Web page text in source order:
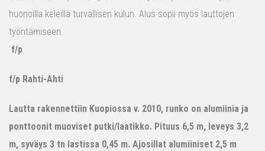
huonoilla keleillä turvallisen kulun. Alus sopii myös lauttojen
työntämiseen.
f/p
f/p Rahti-Ahti
Lautta rakennettiin Kuopiossa v. 2010, runko on alumiinia ja
ponttoonit muoviset putki/laatikko. Pituus 6,5 m, leveys 3,2
m, syväys 3 tn lastissa 0,45 m. Ajosillat alumiiniset 2,5 m